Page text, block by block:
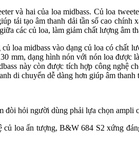
và hai của loa midbass. Củ loa
tái tạo âm thanh dải tần số cao
các củ loa, làm giảm chất lượng âm
loa midbass vào dạng củ loa có chất
mm, dạng hình nón với nón loa
này còn được tích hợp công
di chuyển dễ dàng hơn giúp âm
hỏi người dùng phải lựa chọn ampli
loa ấn tượng, B&W 684 S2 xứng